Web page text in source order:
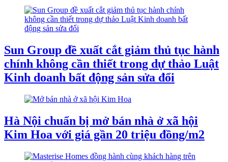
Sun Group đề xuất cắt giảm thủ tục hành
chính không cần thiết trong dự thảo Luật
Kinh doanh bất động sản sửa đổi
Hà Nội chuẩn bị mở bán nhà ở xã hội
Kim Hoa với giá gần 20 triệu đồng/m2